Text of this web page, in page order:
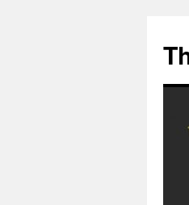
content